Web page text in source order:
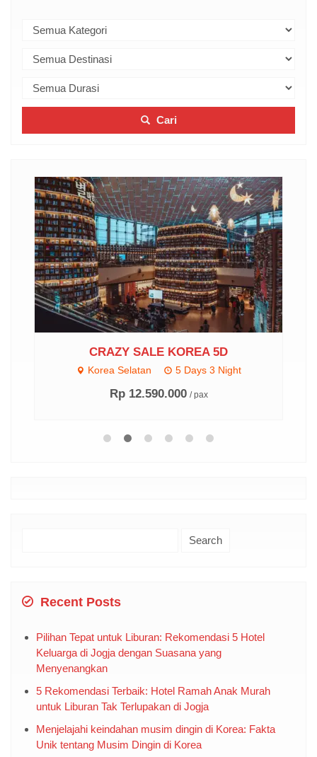
Cari
CRAZY SALE KOREA 5D
Korea Selatan 5 Days 3 Night
Rp 12.590.000 / pax
Recent Posts
Pilihan Tepat untuk Liburan: Rekomendasi 5 Hotel
Keluarga di Jogja dengan Suasana yang
Menyenangkan
5 Rekomendasi Terbaik: Hotel Ramah Anak Murah
untuk Liburan Tak Terlupakan di Jogja
Menjelajahi keindahan musim dingin di Korea: Fakta
Unik tentang Musim Dingin di Korea